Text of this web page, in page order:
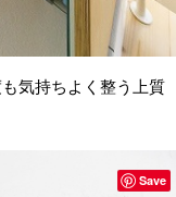
気持ちよく整う上質
Save